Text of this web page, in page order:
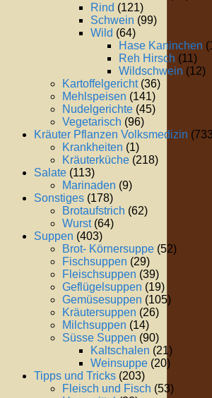
Rind (121)
Schwein (99)
Wild (64)
Hase Kaninchen
Reh Hirsch (11)
Wildschwein (12)
Kartoffelgericht(36)
Mehlspeisen (141)
Nudelgerichte (45)
Vegetarisch (96)
Kräuter Pflanzen Volksmedizin
Krankheiten (1)
Kräuterküche (218)
Salate (113)
Marinaden (9)
Sonstiges (178)
Brotaufstrich (62)
Wurst(64)
Suppen (403)
Brot- Körnersuppe (52)
Fischsuppen (29)
Fleischsuppen (39)
Geflügelsuppen (19)
Gemüsesuppen (105)
Kräutersuppen (26)
Milchsuppen (14)
Süsse Suppen (90)
Kaltschalen (21)
Weinsuppe (20)
Tipps und Tricks (203)
Fleisch und Fisch (53)